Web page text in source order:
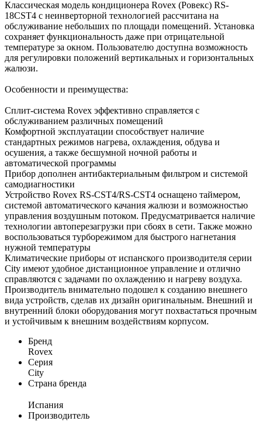
Классическая модель кондиционера Rovex (Ровекс) RS-
18CST4 с неинверторной технологией рассчитана на
обслуживание небольших по площади помещений. Установка
сохраняет функциональность даже при отрицательной
температуре за окном. Пользователю доступна возможность
для регулировки положений вертикальных и горизонтальных
жалюзи.
Особенности и преимущества:
Сплит-система Rovex эффективно справляется с
обслуживанием различных помещений
Комфортной эксплуатации способствует наличие
стандартных режимов нагрева, охлаждения, обдува и
осушения, а также бесшумной ночной работы и
автоматической программы
Прибор дополнен антибактериальным фильтром и системой
самодиагностики
Устройство Rovex RS-CST4/RS-CST4 оснащено таймером,
системой автоматического качания жалюзи и возможностью
управления воздушным потоком. Предусматривается наличие
технологии автоперезагрузки при сбоях в сети. Также можно
воспользоваться турборежимом для быстрого нагнетания
нужной температуры
Климатические приборы от испанского производителя серии
City имеют удобное дистанционное управление и отлично
справляются с задачами по охлаждению и нагреву воздуха.
Производитель внимательно подошел к созданию внешнего
вида устройств, сделав их дизайн оригинальным. Внешний и
внутренний блоки оборудования могут похвастаться прочным
и устойчивым к внешним воздействиям корпусом.
Бренд
Rovex
Серия
City
Страна бренда
Испания
Производитель